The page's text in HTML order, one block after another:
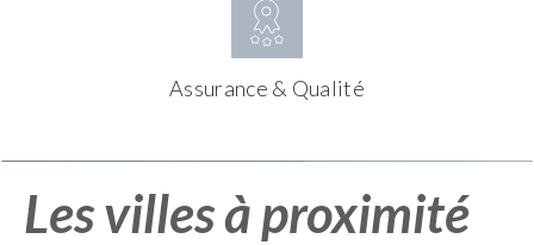
Assurance & Qualité
Les villes à proximité